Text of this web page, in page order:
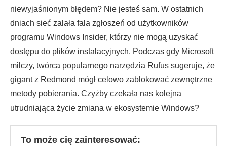
niewyjaśnionym błędem? Nie jesteś sam. W ostatnich
dniach sieć zalała fala zgłoszeń od użytkowników
programu Windows Insider, którzy nie mogą uzyskać
dostępu do plików instalacyjnych. Podczas gdy Microsoft
milczy, twórca popularnego narzędzia Rufus sugeruje, że
gigant z Redmond mógł celowo zablokować zewnętrzne
metody pobierania. Czyżby czekała nas kolejna
utrudniająca życie zmiana w ekosystemie Windows?
To może cię zainteresować: